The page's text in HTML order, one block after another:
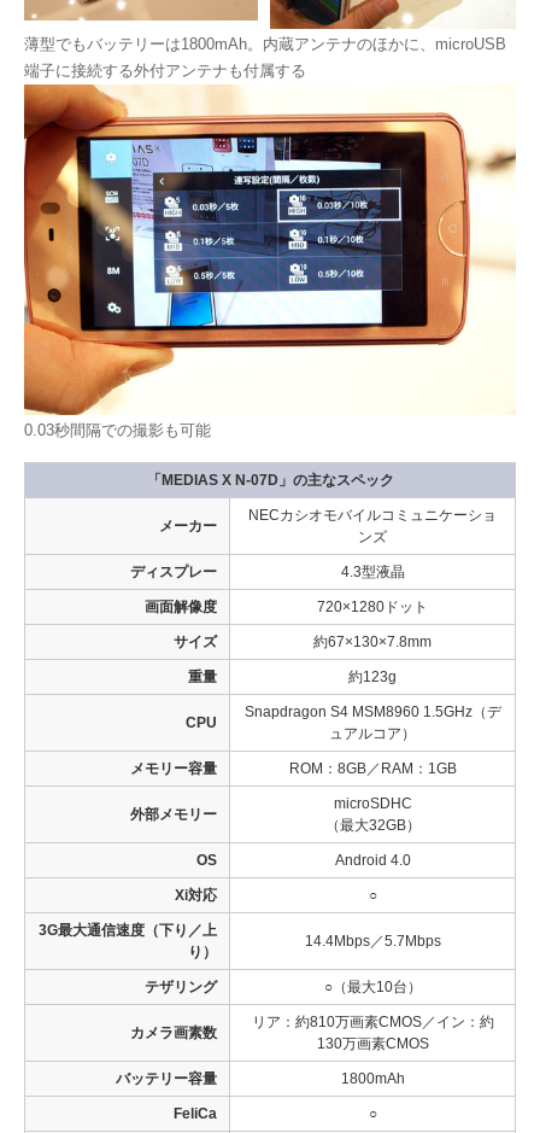
薄型でもバッテリーは1800mAh。内蔵アンテナのほかに、microUSB
端子に接続する外付アンテナも付属する
0.03秒間隔での撮影も可能
「MEDIAS X N-07D」の主なスペック
メーカー
NECカシオモバイルコミュニケーショ
ンズ
ディスプレー 4.3型液晶
画面解像度 720×1280ドット
サイズ 約67×130×7.8mm
重量 約123g
CPU
Snapdragon S4 MSM8960 1.5GHz（デ
ュアルコア）
メモリー容量 ROM：8GB／RAM：1GB
外部メモリー
microSDHC
（最大32GB）
OS Android 4.0
Xi対応 ○
3G最大通信速度（下り／上
り）
14.4Mbps／5.7Mbps
テザリング ○（最大10台）
カメラ画素数
リア：約810万画素CMOS／イン：約
130万画素CMOS
バッテリー容量 1800mAh
FeliCa ○